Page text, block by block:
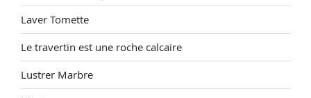
Laver Tomette
Le travertin est une roche calcaire
Lustrer Marbre